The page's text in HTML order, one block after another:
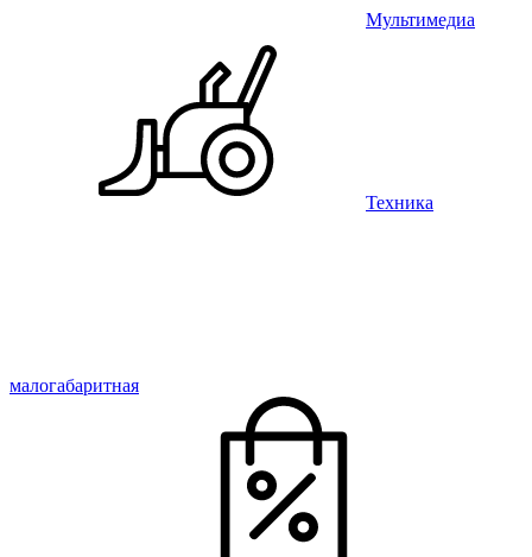
Мультимедиа
Техника
малогабаритная